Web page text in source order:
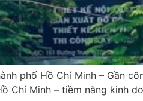
phố Hồ Chí Minh – Gần
Chí Minh – tiềm năng kinh